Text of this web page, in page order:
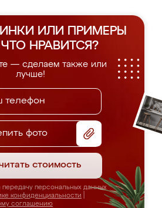
ИЛИ ПРИМЕРЫ
ЧТО НРАВИТСЯ?
— сделаем также или
лучше!
фото
стоимость
персональных данных
конфиденциальности
соглашению